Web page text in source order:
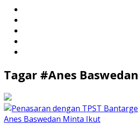
Tagar #Anes Baswedan